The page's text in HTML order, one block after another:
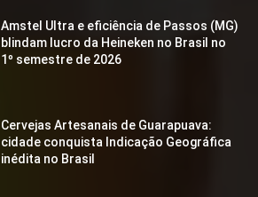
Amstel Ultra e eficiência de Passos (MG)
blindam lucro da Heineken no Brasil no
1º semestre de 2026
Cervejas Artesanais de Guarapuava:
cidade conquista Indicação Geográfica
inédita no Brasil